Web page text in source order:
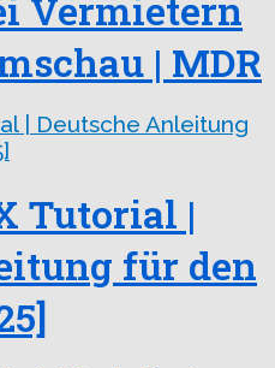
| MDR
Tutorial |
für den